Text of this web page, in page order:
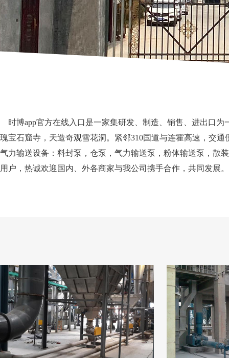
时博app官方在线入口是一家集研发、制造、销售、进出口
瑰宝石窟寺，天造奇观雪花洞。紧邻310国道与连霍高速，交
气力输送设备：料封泵，仓泵，气力输送泵，粉体输送泵，散
用户，热诚欢迎国内、外各商家与我公司携手合作，共同发展。
客户现场案
CUSTOMER SITE